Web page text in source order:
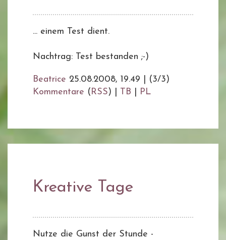
... einem Test dient.
Nachtrag: Test bestanden ;-)
Beatrice 25.08.2008, 19.49
(3/3)
Kommentare (RSS) | TB PL
Kreative Tage
Nutze die Gunst der Stunde -